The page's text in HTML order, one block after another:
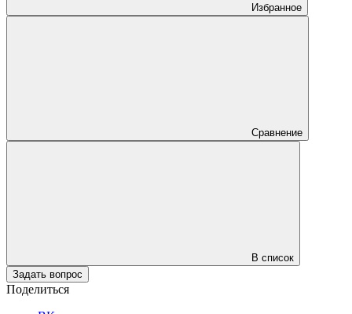
Избранное
Сравнение
В список
Задать вопрос
Поделиться